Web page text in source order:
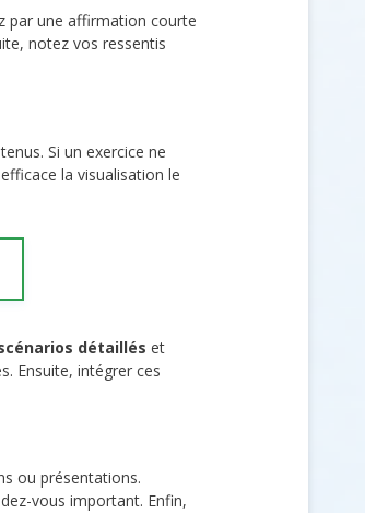
par une affirmation courte
notez vos ressentis
Si un exercice ne
la visualisation le
détaillés et
Ensuite, intégrer ces
ou présentations.
vous important. Enfin,